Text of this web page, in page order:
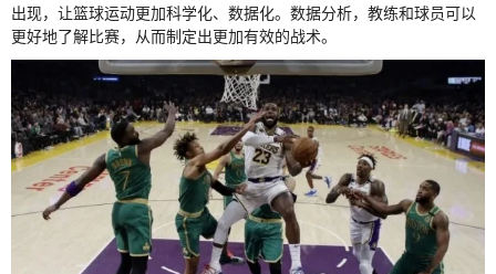
出现，让篮球运动更加科学化、数据化。数据分析，教练和球员可以
更好地了解比赛，从而制定出更加有效的战术。